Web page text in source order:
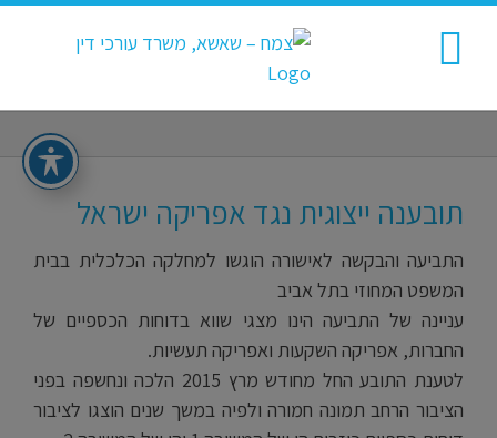
Skip
תובענה ייצוגית נגד אפריקה ישראל
התביעה והבקשה לאישורה הוגשו למחלקה הכלכלית בבית
המשפט המחוזי בתל אביב
עניינה של התביעה הינו מצגי שווא בדוחות הכספיים של
החברות, אפריקה השקעות ואפריקה תעשיות.
לטענת התובע החל מחודש מרץ 2015 הלכה ונחשפה בפני
הציבור הרחב תמונה חמורה ולפיה במשך שנים הוצגו לציבור